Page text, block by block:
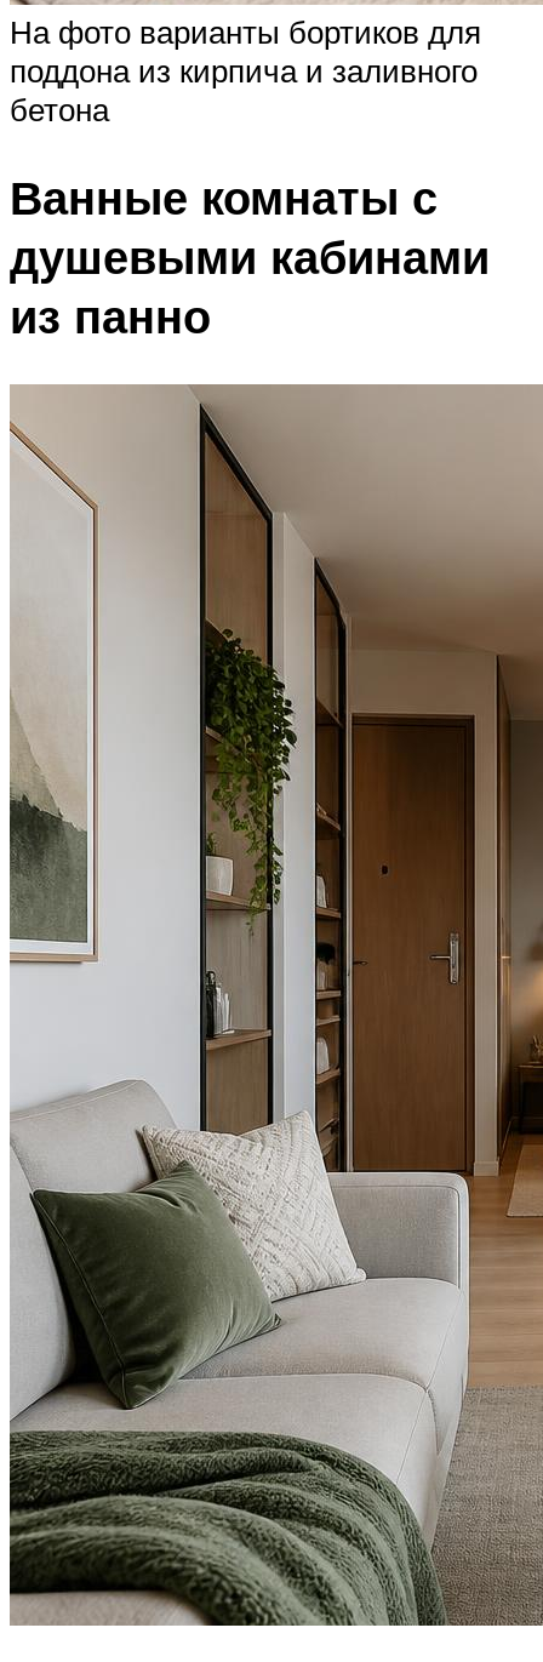
На фото варианты бортиков для
поддона из кирпича и заливного
бетона
Ванные комнаты с
душевыми кабинами
из панно